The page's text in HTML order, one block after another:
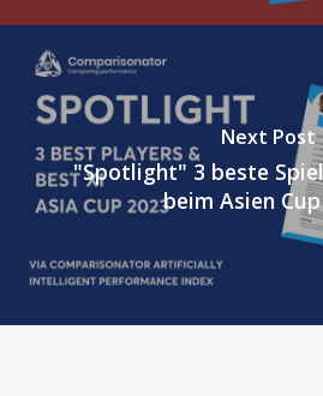
Next Post
"Spotlight" 3 beste
beim Asien